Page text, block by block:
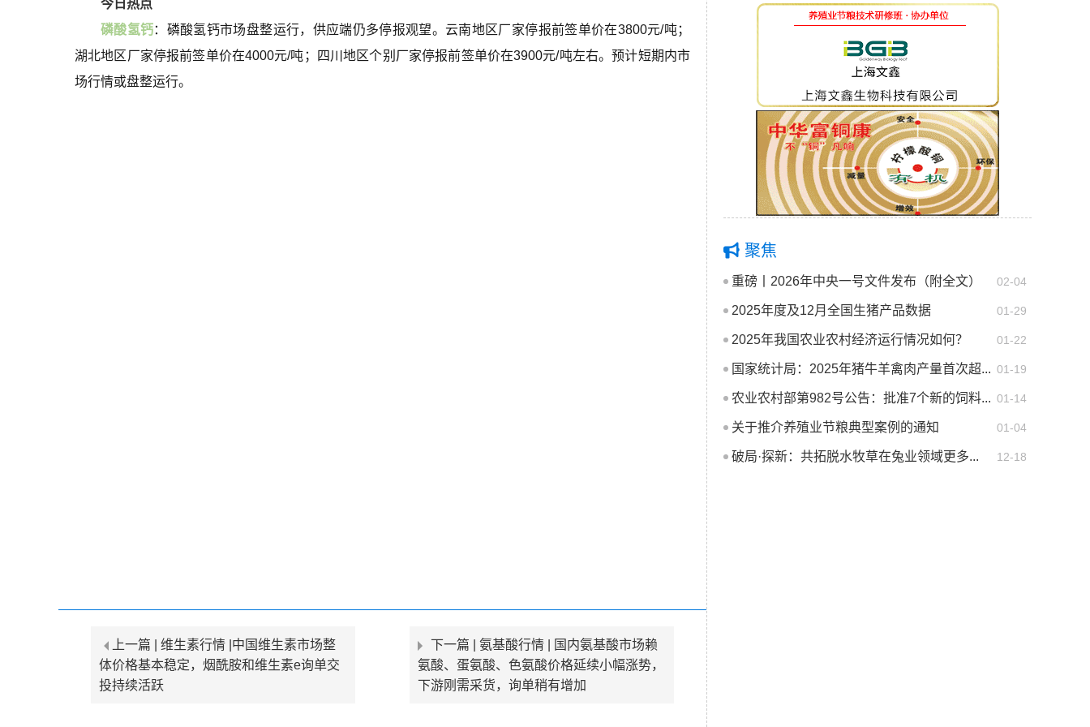
今日热点
磷酸氢钙：磷酸氢钙市场盘整运行，供应端仍多停报观望。云南地区厂家停报前签单价在3800元/吨；
湖北地区厂家停报前签单价在4000元/吨；四川地区个别厂家停报前签单价在3900元/吨左右。预计短期内市
场行情或盘整运行。
上一篇 | 维生素行情 |中国维生素市场整
体价格基本稳定，烟酰胺和维生素e询单交
投持续活跃
下一篇 | 氨基酸行情 | 国内氨基酸市场赖
氨酸、蛋氨酸、色氨酸价格延续小幅涨势，
下游刚需采货，询单稍有增加
聚焦
02-04
重磅丨2026年中央一号文件发布（附全文）
01-29
2025年度及12月全国生猪产品数据
01-22
2025年我国农业农村经济运行情况如何？
01-19
国家统计局：2025年猪牛羊禽肉产量首次超...
01-14
农业农村部第982号公告：批准7个新的饲料...
01-04
关于推介养殖业节粮典型案例的通知
12-18
破局·探新：共拓脱水牧草在兔业领域更多...